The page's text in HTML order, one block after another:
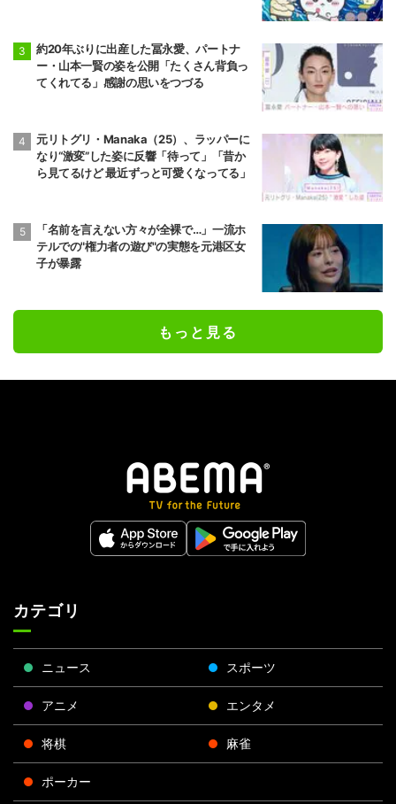
約20年ぶりに出産した冨永愛、パートナ
ー・山本一賢の姿を公開「たくさん背負っ
てくれてる」感謝の思いをつづる
元リトグリ・Manaka（25）、ラッパーに
なり“激変”した姿に反響「待って」「昔か
ら見てるけど 最近ずっと可愛くなってる」
「名前を言えない方々が全裸で…」一流ホ
テルでの"権力者の遊び"の実態を元港区女
子が暴露
もっと見る
カテゴリ
ニュース スポーツ
アニメ エンタメ
将棋 麻雀
ポーカー